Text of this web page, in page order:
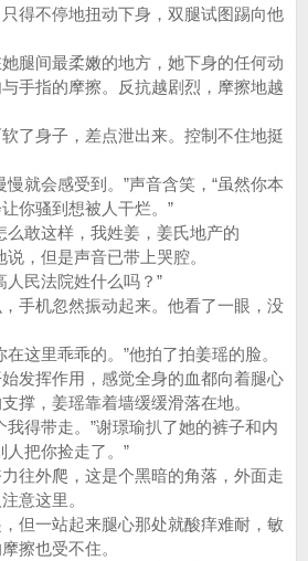
不停地扭动下身，双腿试图踢向他
间最柔嫩的地方，她下身的任何动
手指的摩擦。反抗越剧烈，摩擦地越
身子，差点泄出来。控制不住地挺
就会感受到。”声音含笑，“虽然你本
你骚到想被人干烂。”
这样，我姓姜，姜氏地产的
，但是声音已带上哭腔。
民法院姓什么吗？”
机忽然振动起来。他看了一眼，没
这里乖乖的。”他拍了拍姜瑶的脸。
挥作用，感觉全身的血都向着腿心
撑，姜瑶靠着墙缓缓滑落在地。
得带走。”谢璟瑜扒了她的裤子和内
人把你捡走了。”
外爬，这是个黑暗的角落，外面走
意这里。
一站起来腿心那处就酸痒难耐，敏
擦也受不住。